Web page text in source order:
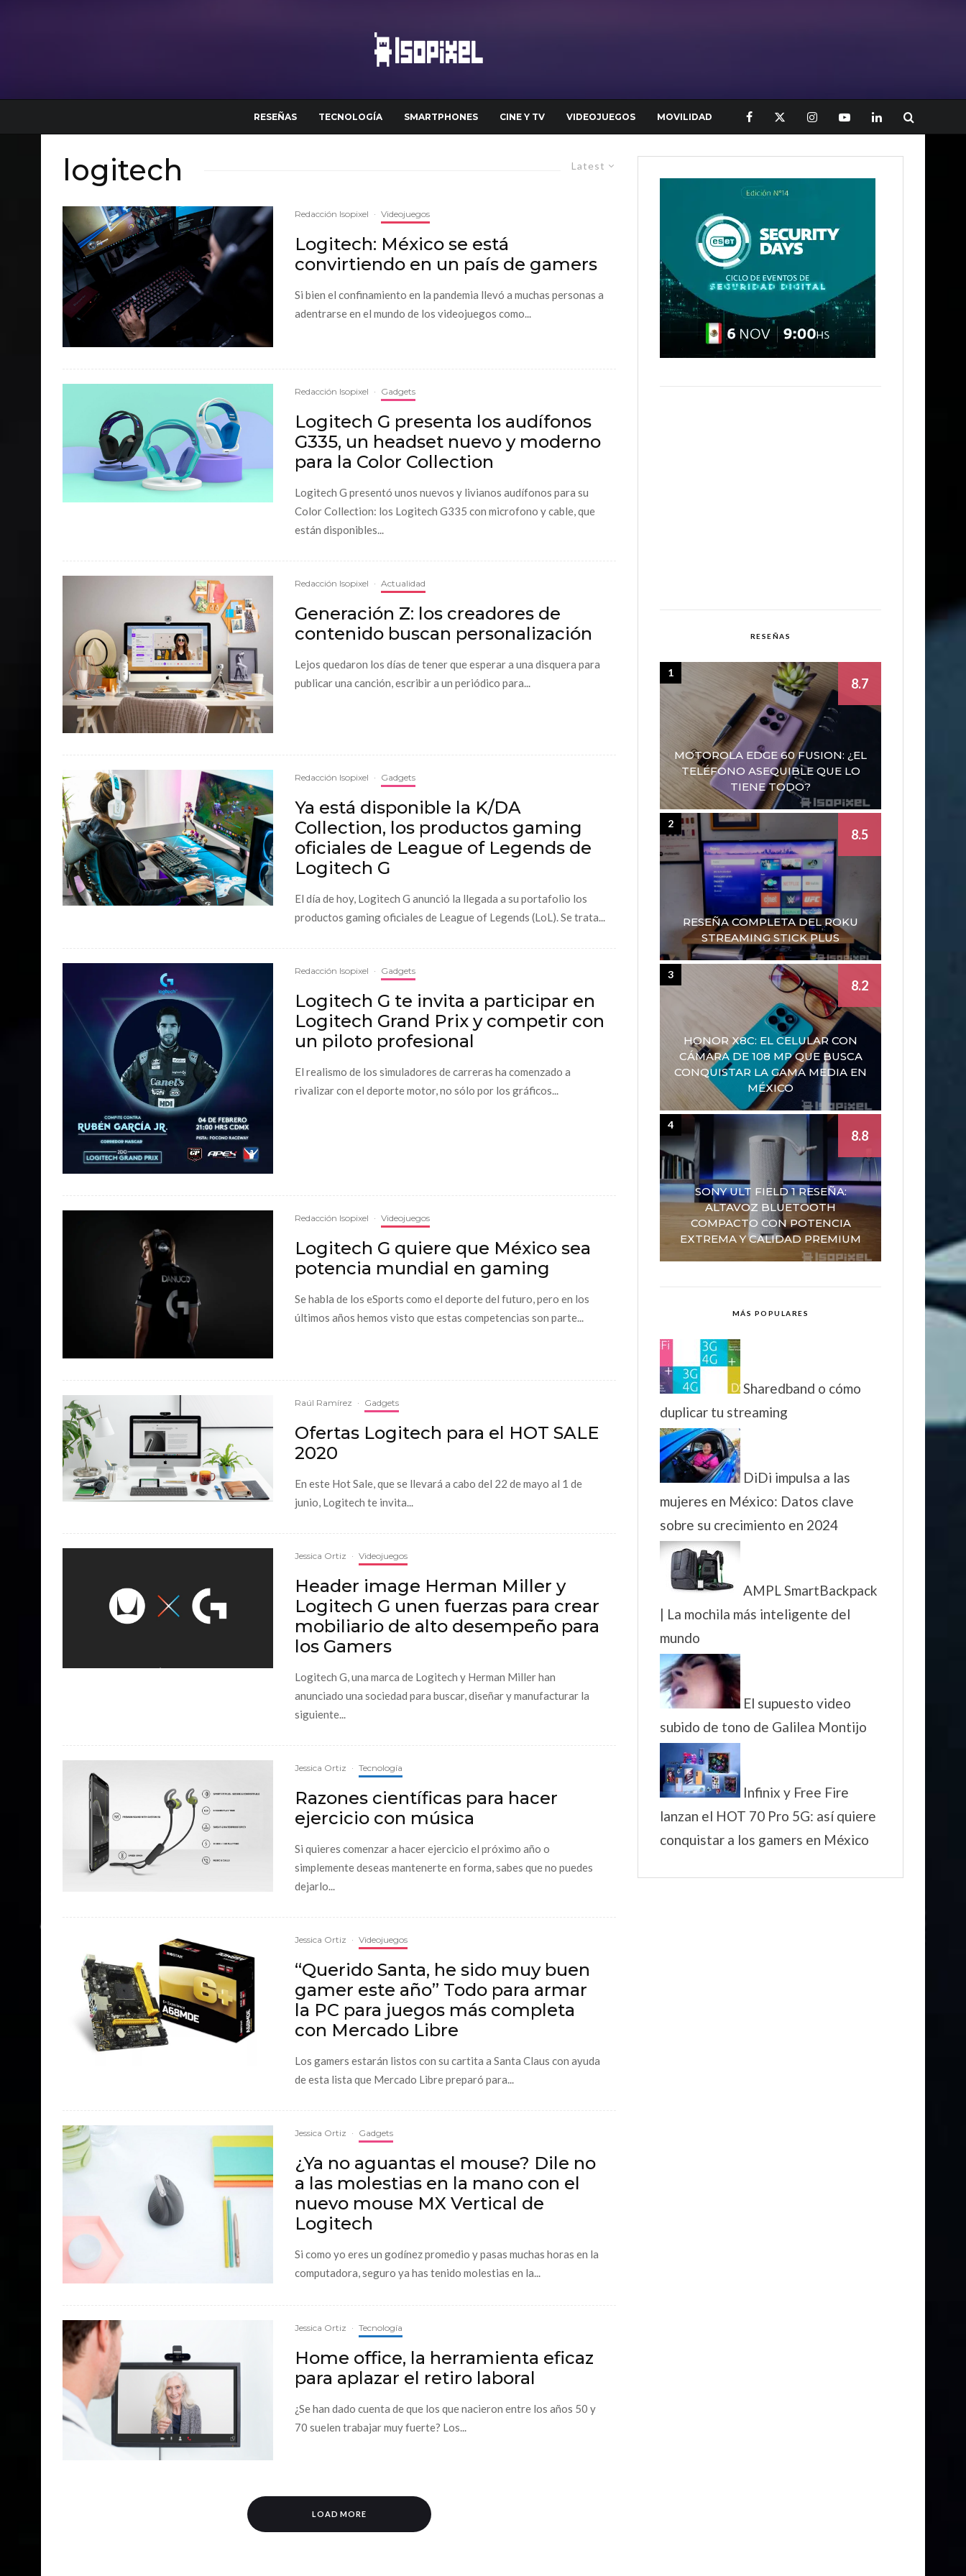
RESEÑAS TECNOLOGÍA SMARTPHONES CINE Y TV VIDEOJUEGOS MOVILIDAD
Latest
logitech
Redacción Isopixel · Videojuegos
Logitech: México se está
convirtiendo en un país de gamers
Si bien el confinamiento en la pandemia llevó a muchas personas a
adentrarse en el mundo de los videojuegos como...
Redacción Isopixel · Gadgets
Logitech G presenta los audífonos
G335, un headset nuevo y moderno
para la Color Collection
Logitech G presentó unos nuevos y livianos audífonos para su
Color Collection: los Logitech G335 con microfono y cable, que
están disponibles...
Redacción Isopixel · Actualidad
Generación Z: los creadores de
contenido buscan personalización
Lejos quedaron los días de tener que esperar a una disquera para
publicar una canción, escribir a un periódico para...
Redacción Isopixel · Gadgets
Ya está disponible la K/DA
Collection, los productos gaming
oficiales de League of Legends de
Logitech G
El día de hoy, Logitech G anunció la llegada a su portafolio los
productos gaming oficiales de League of Legends (LoL). Se trata...
Redacción Isopixel · Gadgets
Logitech G te invita a participar en
Logitech Grand Prix y competir con
un piloto profesional
El realismo de los simuladores de carreras ha comenzado a
rivalizar con el deporte motor, no sólo por los gráficos...
Redacción Isopixel · Videojuegos
Logitech G quiere que México sea
potencia mundial en gaming
Se habla de los eSports como el deporte del futuro, pero en los
últimos años hemos visto que estas competencias son parte...
Raúl Ramírez · Gadgets
Ofertas Logitech para el HOT SALE
2020
En este Hot Sale, que se llevará a cabo del 22 de mayo al 1 de
junio, Logitech te invita...
Jessica Ortiz · Videojuegos
Header image Herman Miller y
Logitech G unen fuerzas para crear
mobiliario de alto desempeño para
los Gamers
Logitech G, una marca de Logitech y Herman Miller han
anunciado una sociedad para buscar, diseñar y manufacturar la
siguiente...
Jessica Ortiz · Tecnología
Razones científicas para hacer
ejercicio con música
Si quieres comenzar a hacer ejercicio el próximo año o
simplemente deseas mantenerte en forma, sabes que no puedes
dejarlo...
Jessica Ortiz · Videojuegos
“Querido Santa, he sido muy buen
gamer este año” Todo para armar
la PC para juegos más completa
con Mercado Libre
Los gamers estarán listos con su cartita a Santa Claus con ayuda
de esta lista que Mercado Libre preparó para...
Jessica Ortiz · Gadgets
¿Ya no aguantas el mouse? Dile no
a las molestias en la mano con el
nuevo mouse MX Vertical de
Logitech
Si como yo eres un godínez promedio y pasas muchas horas en la
computadora, seguro ya has tenido molestias en la...
Jessica Ortiz · Tecnología
Home office, la herramienta eficaz
para aplazar el retiro laboral
¿Se han dado cuenta de que los que nacieron entre los años 50 y
70 suelen trabajar muy fuerte? Los...
LOAD MORE
RESEÑAS
MOTOROLA EDGE 60 FUSION: ¿EL
TELÉFONO ASEQUIBLE QUE LO
TIENE TODO?
8.7
1
RESEÑA COMPLETA DEL ROKU
STREAMING STICK PLUS
8.5
2
HONOR X8C: EL CELULAR CON
CÁMARA DE 108 MP QUE BUSCA
CONQUISTAR LA GAMA MEDIA EN
MÉXICO
8.2
3
SONY ULT FIELD 1 RESEÑA:
ALTAVOZ BLUETOOTH
COMPACTO CON POTENCIA
EXTREMA Y CALIDAD PREMIUM
8.8
4
MÁS POPULARES
Sharedband o cómo
duplicar tu streaming
DiDi impulsa a las
mujeres en México: Datos clave
sobre su crecimiento en 2024
AMPL SmartBackpack
| La mochila más inteligente del
mundo
El supuesto video
subido de tono de Galilea Montijo
Infinix y Free Fire
lanzan el HOT 70 Pro 5G: así quiere
conquistar a los gamers en México